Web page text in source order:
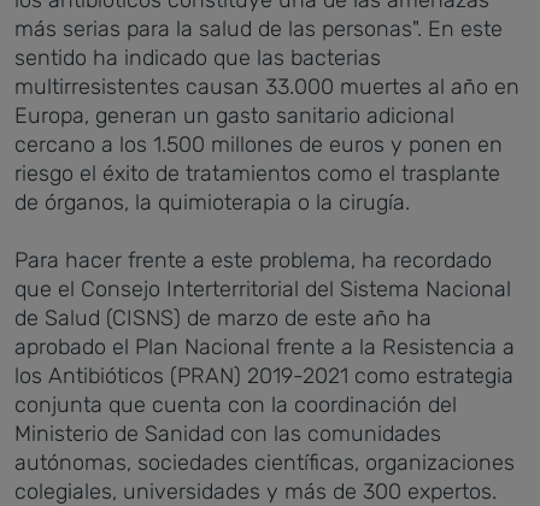
más serias para la salud de las personas". En este
sentido ha indicado que las bacterias
multirresistentes causan 33.000 muertes al año en
Europa, generan un gasto sanitario adicional
cercano a los 1.500 millones de euros y ponen en
riesgo el éxito de tratamientos como el trasplante
de órganos, la quimioterapia o la cirugía.
Para hacer frente a este problema, ha recordado
que el Consejo Interterritorial del Sistema Nacional
de Salud (CISNS) de marzo de este año ha
aprobado el Plan Nacional frente a la Resistencia a
los Antibióticos (PRAN) 2019-2021 como estrategia
conjunta que cuenta con la coordinación del
Ministerio de Sanidad con las comunidades
autónomas, sociedades científicas, organizaciones
colegiales, universidades y más de 300 expertos.